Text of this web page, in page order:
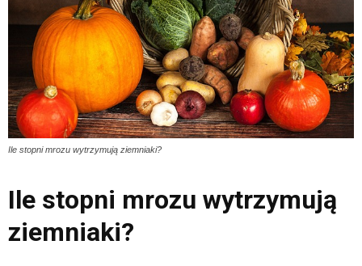
Ile stopni mrozu wytrzymują ziemniaki?
Ile stopni mrozu wytrzymują
ziemniaki?